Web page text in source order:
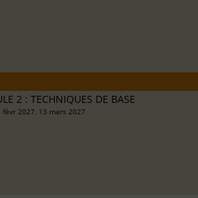
2 : TECHNIQUES DE BASE
2027, 13 mars 2027